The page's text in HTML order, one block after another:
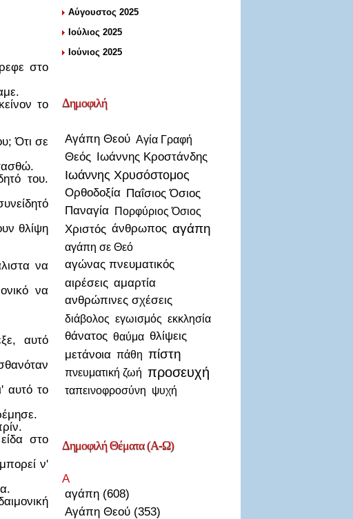
στο
το
Ότι σε
του.
θλίψη
να
να
αυτό
αυτό το
στο
ν'
Αύγουστος 2025
Ιούλιος 2025
Ιούνιος 2025
Δημοφιλή
Αγάπη Θεού Αγία Γραφή
Θεός Ιωάννης Κροστάνδης
Ιωάννης Χρυσόστομος
Ορθοδοξία Παΐσιος Όσιος
Παναγία Πορφύριος Όσιος
Χριστός άνθρωπος αγάπη
αγάπη σε Θεό
αγώνας πνευματικός
αιρέσεις αμαρτία
ανθρώπινες σχέσεις
διάβολος εγωισμός εκκλησία
θάνατος θαύμα θλίψεις
μετάνοια πάθη πίστη
πνευματική ζωή προσευχή
ταπεινοφροσύνη ψυχή
ΔημοφιλήΘέματα (Α-Ω)
Α
αγάπη (608)
Αγάπη Θεού (353)